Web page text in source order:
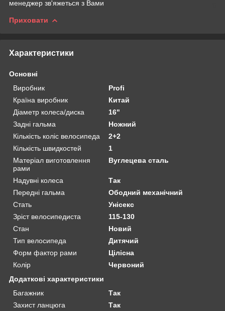
менеджер зв'яжеться з Вами
Приховати
Характеристики
Основні
Виробник
Profi
Країна виробник
Китай
Діаметр колеса/диска
16"
Задні гальма
Ножний
Кількість коліс велосипеда
2+2
Кількість швидкостей
1
Матеріал виготовлення
рами
Вуглецева сталь
Надувні колеса
Так
Передні гальма
Ободний механічний
Стать
Унісекс
Зріст велосипедиста
115-130
Стан
Новий
Тип велосипеда
Дитячий
Форм фактор рами
Цілісна
Колір
Червоний
Додаткові характеристики
Багажник
Так
Захист ланцюга
Так